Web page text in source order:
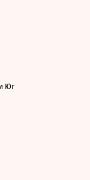
Юг